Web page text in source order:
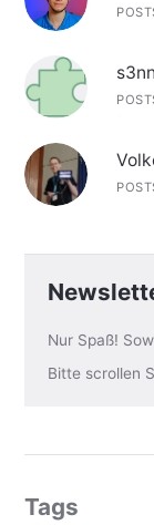
Nur Spaß!
Bitte scrollen
Tags